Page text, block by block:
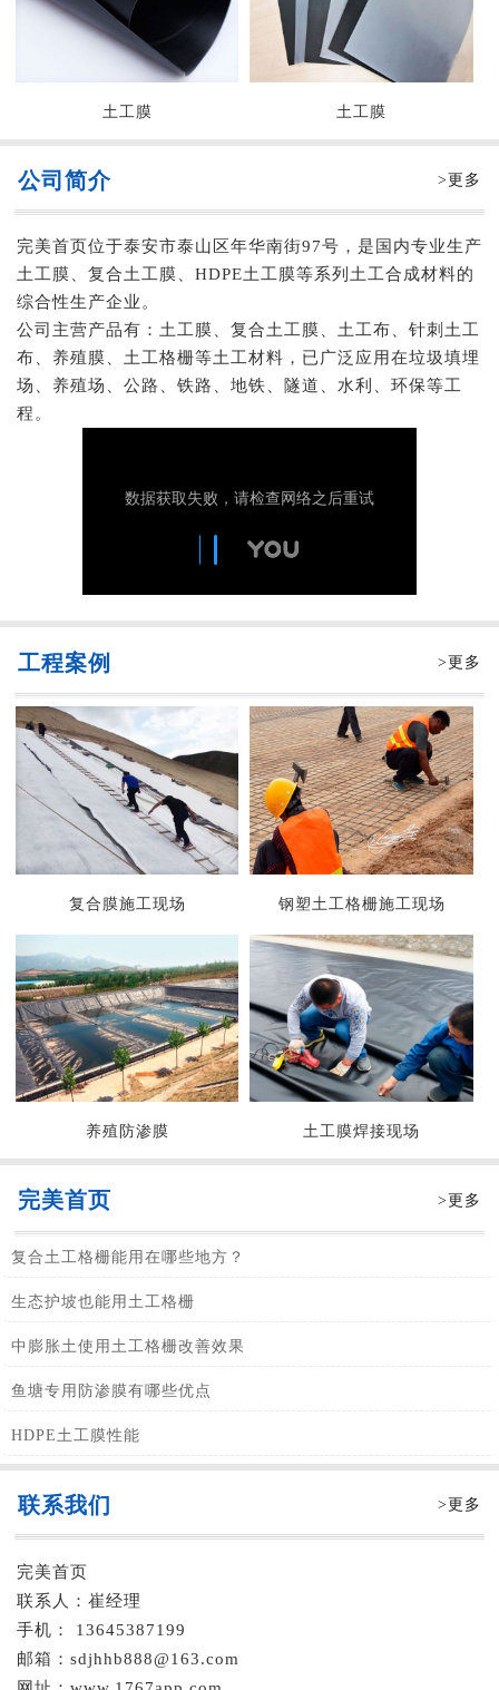
土工膜 土工膜
公司简介 >更多
完美首页位于泰安市泰山区年华南街97号，是国内专业生产
土工膜、复合土工膜、HDPE土工膜等系列土工合成材料的
综合性生产企业。
公司主营产品有：土工膜、复合土工膜、土工布、针刺土工
布、养殖膜、土工格栅等土工材料，已广泛应用在垃圾填埋
场、养殖场、公路、铁路、地铁、隧道、水利、环保等工
程。
工程案例 >更多
复合膜施工现场 钢塑土工格栅施工现场
养殖防渗膜 土工膜焊接现场
完美首页 >更多
复合土工格栅能用在哪些地方？
生态护坡也能用土工格栅
中膨胀土使用土工格栅改善效果
鱼塘专用防渗膜有哪些优点
HDPE土工膜性能
联系我们 >更多
完美首页
联系人：崔经理
手机： 13645387199
邮箱：sdjhhb888@163.com